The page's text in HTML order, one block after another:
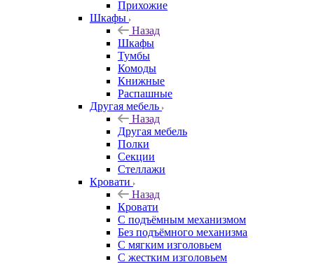
Прихожие
Шкафы
Назад
Шкафы
Тумбы
Комоды
Книжные
Распашные
Другая мебель
Назад
Другая мебель
Полки
Секции
Стеллажи
Кровати
Назад
Кровати
С подъёмным механизмом
Без подъёмного механизма
С мягким изголовьем
С жестким изголовьем